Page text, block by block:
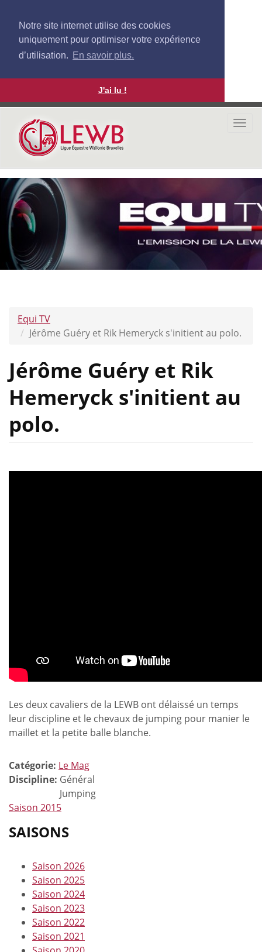
Notre site internet utilise des cookies
uniquement pour optimiser votre expérience
d’utilisation. En savoir plus.
J'ai lu !
Aller
contenu
principal
Equi TV
Jérôme Guéry et Rik Hemeryck s'initient au polo.
Jérôme Guéry et Rik
Hemeryck s'initient au
polo.
Les deux cavaliers de la LEWB ont délaissé un temps
leur discipline et le chevaux de jumping pour manier le
maillet et la petite balle blanche.
Catégorie: Le Mag
Discipline: Général
Jumping
Saison 2015
SAISONS
Saison 2026
Saison 2025
Saison 2024
Saison 2023
Saison 2022
Saison 2021